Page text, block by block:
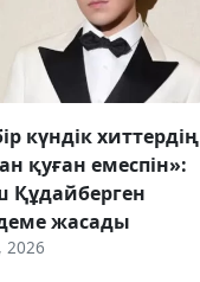
күндік хиттердің
қуған емеспін»:
жасады
2026